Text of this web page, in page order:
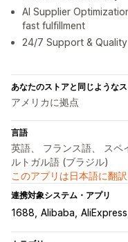
AI Supplier
fast fulfillment
24/7 Support &
あなたのストアと同じような
アメリカに拠点
言語
英語、 フランス語、 スペ
ルトガル語 (ブラジル)
このアプリは日本語に翻
連携対象システム・アプリ
1688 Alibaba AliExpress